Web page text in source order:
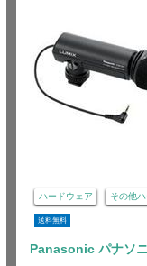
ハードウェア その他
送料無料
Panasonic パナソ